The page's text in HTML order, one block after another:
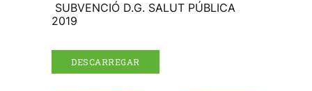
SUBVENCIÓ D.G. SALUT PÚBLICA
2019
DESCARREGAR